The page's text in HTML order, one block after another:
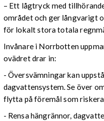
– Ett lågtryck med
området och ger långvarigt
för lokalt stora totala
Invånare i Norrbotten
ovädret drar in:
- Översvämningar kan
dagvattensystem. Se över
flytta på föremål som
- Rensa hängrännor,